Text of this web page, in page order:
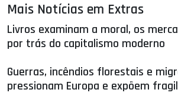
Mais Notícias em Extras
Livros examinam a moral, os
por trás do capitalismo moderno
Guerras, incêndios florestais e
pressionam Europa e expõem